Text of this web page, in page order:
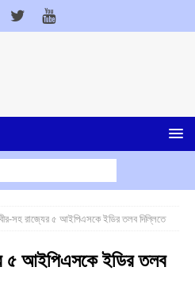
সহ রাজ্যের ৫ আইপিএসকে ইডির তলব দিল্লিতে
৫ আইপিএসকে ইডির তলব